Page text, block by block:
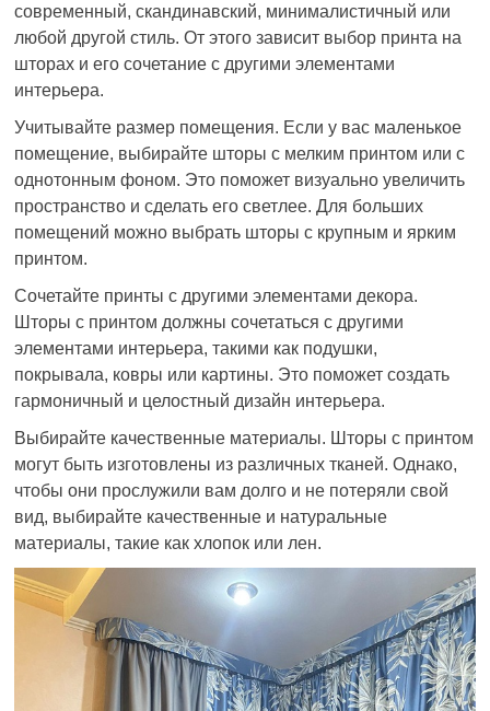
современный, скандинавский, минималистичный или
любой другой стиль. От этого зависит выбор принта на
шторах и его сочетание с другими элементами
интерьера.
Учитывайте размер помещения. Если у вас маленькое
помещение, выбирайте шторы с мелким принтом или с
однотонным фоном. Это поможет визуально увеличить
пространство и сделать его светлее. Для больших
помещений можно выбрать шторы с крупным и ярким
принтом.
Сочетайте принты с другими элементами декора.
Шторы с принтом должны сочетаться с другими
элементами интерьера, такими как подушки,
покрывала, ковры или картины. Это поможет создать
гармоничный и целостный дизайн интерьера.
Выбирайте качественные материалы. Шторы с принтом
могут быть изготовлены из различных тканей. Однако,
чтобы они прослужили вам долго и не потеряли свой
вид, выбирайте качественные и натуральные
материалы, такие как хлопок или лен.